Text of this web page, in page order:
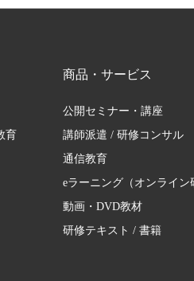
育
商品・サービス
公開セミナー・講座
講師派遣 / 研修コンサル
通信教育
eラーニング（オンライン
動画・DVD教材
研修テキスト / 書籍